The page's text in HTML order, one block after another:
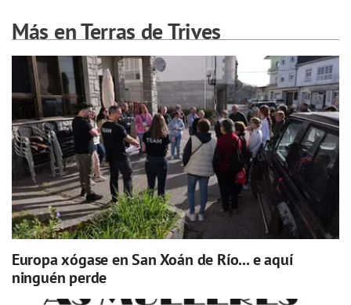
Más en Terras de Trives
Europa xógase en San Xoán de Río... e aquí
ninguén perde